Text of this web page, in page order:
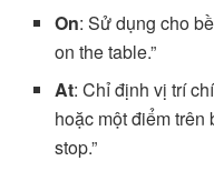
On: Sử dụng cho
on the table.”
At: Chỉ định vị trí
hoặc một điểm trên
stop.”